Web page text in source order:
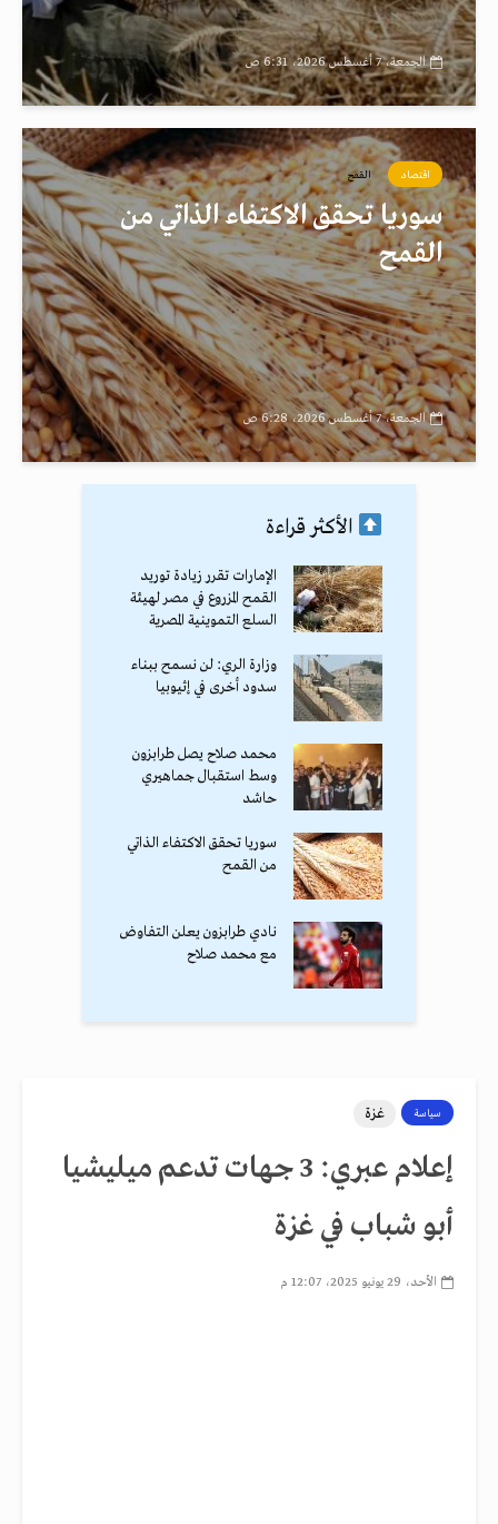
الجمعة، 7 أغسطس 2026، 6:31 ص
اقتصاد القمح
سوريا تحقق الاكتفاء الذاتي من
القمح
الجمعة، 7 أغسطس 2026، 6:28 ص
الأكثر قراءة
الإمارات تقرر زيادة توريد
القمح المزروع في مصر لهيئة
السلع التموينية المصرية
وزارة الري: لن نسمح ببناء
سدود أخرى في إثيوبيا
محمد صلاح يصل طرابزون
وسط استقبال جماهيري
حاشد
سوريا تحقق الاكتفاء الذاتي
من القمح
نادي طرابزون يعلن التفاوض
مع محمد صلاح
سياسة غزة
إعلام عبري: 3 جهات تدعم ميليشيا
أبو شباب في غزة
الأحد، 29 يونيو 2025، 12:07 م